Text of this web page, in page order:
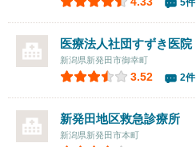
5件
医療法人社団すずき医院
新潟県新発田市御幸町
3.52 2件
新発田地区救急診療所
新潟県新発田市本町